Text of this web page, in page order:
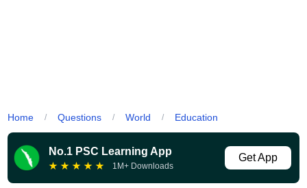
Home / Questions / World / Education
No.1 PSC Learning App
★ ★ ★ ★ ★ 1M+ Downloads
Get App